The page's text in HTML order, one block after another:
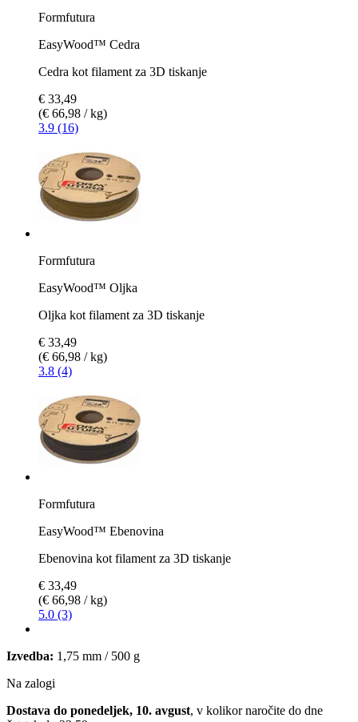
Formfutura
EasyWood™ Cedra
Cedra kot filament za 3D tiskanje
€ 33,49
(€ 66,98 / kg)
3.9 (16)
Formfutura
EasyWood™ Oljka
Oljka kot filament za 3D tiskanje
€ 33,49
(€ 66,98 / kg)
3.8 (4)
Formfutura
EasyWood™ Ebenovina
Ebenovina kot filament za 3D tiskanje
€ 33,49
(€ 66,98 / kg)
5.0 (3)
Izvedba: 1,75 mm / 500 g
Na zalogi
Dostava do ponedeljek, 10. avgust, v kolikor naročite do dne